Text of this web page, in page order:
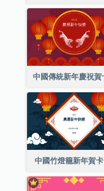
中國竹燈籠新年賀卡